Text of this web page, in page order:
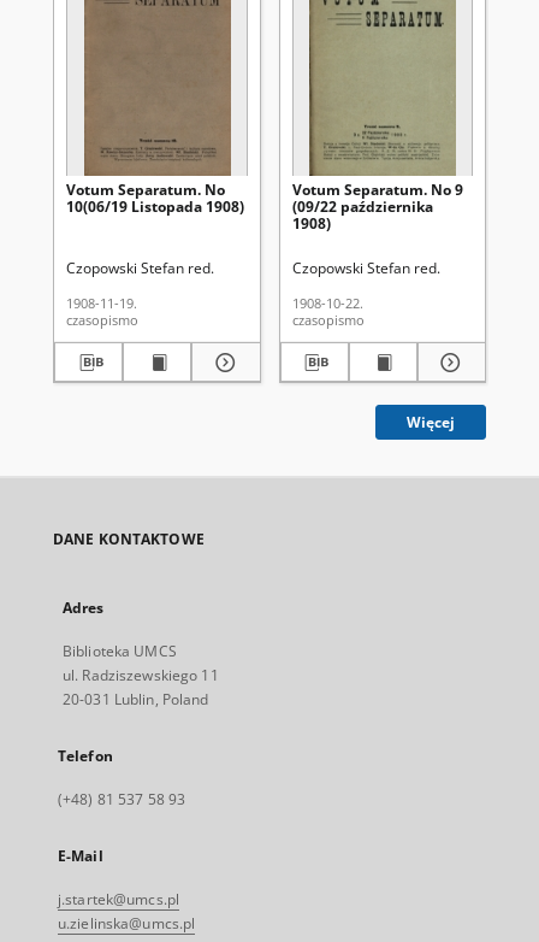
Votum Separatum. No
10(06/19 Listopada 1908)
Czopowski Stefan red.
1908-11-19.
czasopismo
Votum Separatum. No 9
(09/22 października
1908)
Czopowski Stefan red.
1908-10-22.
czasopismo
Więcej
DANE KONTAKTOWE
Adres
Biblioteka UMCS
ul. Radziszewskiego 11
20-031 Lublin, Poland
Telefon
(+48) 81 537 58 93
E-Mail
j.startek@umcs.pl
u.zielinska@umcs.pl